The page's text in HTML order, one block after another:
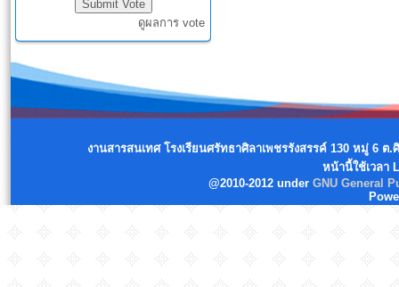
ดูผลการ vote
งานสารสนเทศ โรงเรียนศรัทธาศิลาเพชรรังสรรค์ 130 หมู่ 6
หน้านี้ใช้เวลา
@2010-2012 under GNU General